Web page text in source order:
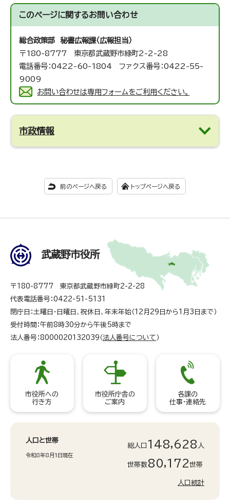
このページに関するお問い合わせ
総合政策部 秘書広報課（広報担当）
〒180-8777 東京都武蔵野市緑町2-2-28
電話番号：0422-60-1804 ファクス番号：0422-55-
9009
お問い合わせは専用フォームをご利用ください。
市政情報
前のページへ戻る トップページへ戻る
武蔵野市役所
〒180-8777 東京都武蔵野市緑町2-2-28
代表電話番号：0422-51-5131
閉庁日：土曜日・日曜日、祝休日、年末年始（12月29日から1月3日まで）
受付時間：午前8時30分から午後5時まで
法人番号：8000020132039（ 法人番号について ）
市役所への
行き方
市役所庁舎の
ご案内
各課の
仕事・連絡先
人口と世帯
令和8年8月1日現在
総人口 148,628 人
世帯数80,172世帯
人口統計